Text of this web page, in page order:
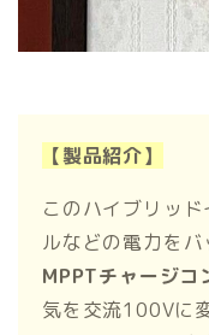
【製品紹介】
このハイブリッ
ルなどの電力を
MPPTチャージコ
気を交流100Vに